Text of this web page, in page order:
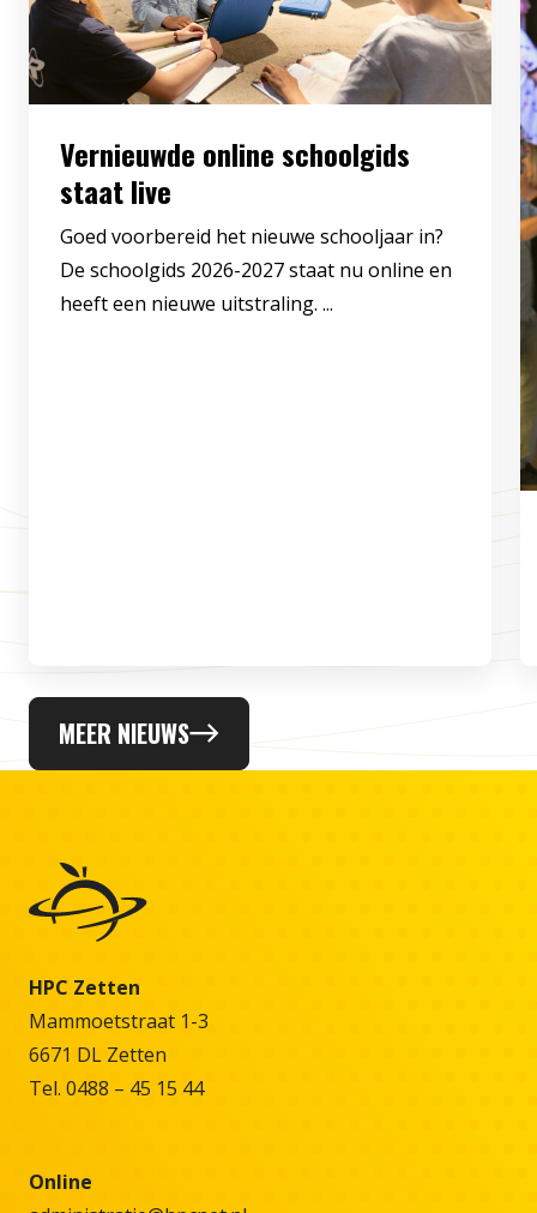
Vernieuwde online schoolgids
staat live
Goed voorbereid het nieuwe schooljaar in?
De schoolgids 2026-2027 staat nu online en
heeft een nieuwe uitstraling. ...
MEER NIEUWS
HPC Zetten
Mammoetstraat 1-3
6671 DL Zetten
Tel. 0488 – 45 15 44
Online